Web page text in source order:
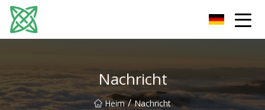
Nachricht
Heim / Nachricht